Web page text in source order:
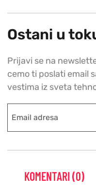
Ostani u
Prijavi se na
cemo ti poslati email
vestima iz sveta
KOMENTARI (0)